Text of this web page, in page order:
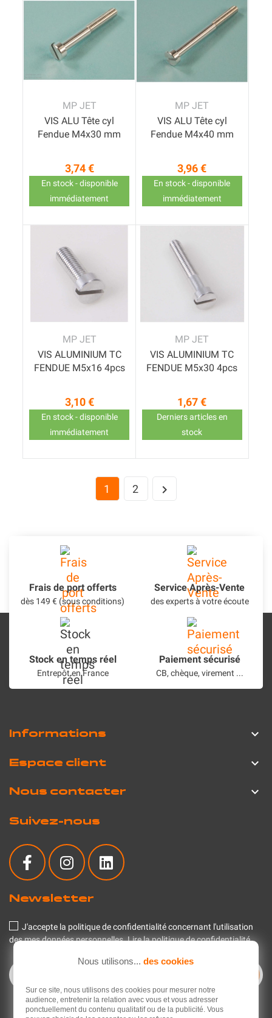
MP JET
VIS ALU Tête cyl
Fendue M4x30 mm
Prix
3,74 €
En stock - disponible
immédiatement
MP JET
VIS ALU Tête cyl
Fendue M4x40 mm
Prix
3,96 €
En stock - disponible
immédiatement
MP JET
VIS ALUMINIUM TC
FENDUE M5x16 4pcs
Prix
3,10 €
En stock - disponible
immédiatement
MP JET
VIS ALUMINIUM TC
FENDUE M5x30 4pcs
Prix
1,67 €
Derniers articles en
stock
1 2 
Frais de port offerts
dès 149 € (sous conditions)
Service Après-Vente
des experts à votre écoute
Stock en temps réel
Entrepôt en France
Paiement sécurisé
CB, chèque, virement ...
Informations 
Espace client 
Suivez-nous
Newsletter
J'accepte la politique de confidentialité concernant l'utilisation
des mes données personnelles.Lire la politique de confidentialité.
Nous contacter 
Nous utilisons... des cookies
Sur ce site, nous utilisons des cookies pour mesurer notre
audience, entretenir la relation avec vous et vous adresser
ponctuellement du contenu qualitatif ou de la publicité. Vous